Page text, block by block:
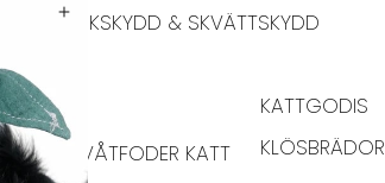
TIKSKYDD & SKVÄTTSKYDD
VÅTFODER KATT
KATTGODIS
KLÖSBRÄDOR